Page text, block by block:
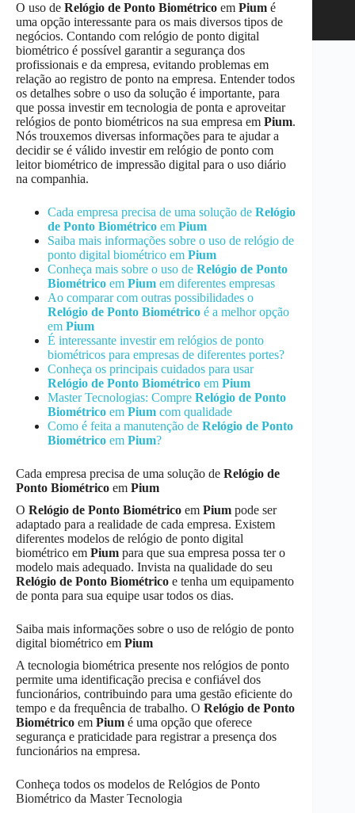
O uso de Relógio de Ponto Biométrico em Pium é
uma opção interessante para os mais diversos tipos de
negócios. Contando com relógio de ponto digital
biométrico é possível garantir a segurança dos
profissionais e da empresa, evitando problemas em
relação ao registro de ponto na empresa. Entender todos
os detalhes sobre o uso da solução é importante, para
que possa investir em tecnologia de ponta e aproveitar
relógios de ponto biométricos na sua empresa em Pium.
Nós trouxemos diversas informações para te ajudar a
decidir se é válido investir em relógio de ponto com
leitor biométrico de impressão digital para o uso diário
na companhia.
Cada empresa precisa de uma solução de Relógio
de Ponto Biométrico em Pium
Saiba mais informações sobre o uso de relógio de
ponto digital biométrico em Pium
Conheça mais sobre o uso de Relógio de Ponto
Biométrico em Pium em diferentes empresas
Ao comparar com outras possibilidades o
Relógio de Ponto Biométrico é a melhor opção
em Pium
É interessante investir em relógios de ponto
biométricos para empresas de diferentes portes?
Conheça os principais cuidados para usar
Relógio de Ponto Biométrico em Pium
Master Tecnologias: Compre Relógio de Ponto
Biométrico em Pium com qualidade
Como é feita a manutenção de Relógio de Ponto
Biométrico em Pium?
Cada empresa precisa de uma solução de Relógio de
Ponto Biométrico em Pium
O Relógio de Ponto Biométrico em Pium pode ser
adaptado para a realidade de cada empresa. Existem
diferentes modelos de relógio de ponto digital
biométrico em Pium para que sua empresa possa ter o
modelo mais adequado. Invista na qualidade do seu
Relógio de Ponto Biométrico e tenha um equipamento
de ponta para sua equipe usar todos os dias.
Saiba mais informações sobre o uso de relógio de ponto
digital biométrico em Pium
A tecnologia biométrica presente nos relógios de ponto
permite uma identificação precisa e confiável dos
funcionários, contribuindo para uma gestão eficiente do
tempo e da frequência de trabalho. O Relógio de Ponto
Biométrico em Pium é uma opção que oferece
segurança e praticidade para registrar a presença dos
funcionários na empresa.
Conheça todos os modelos de Relógios de Ponto
Biométrico da Master Tecnologia